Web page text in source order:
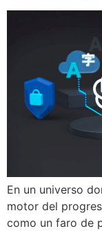
En un universo
motor del
como un faro de